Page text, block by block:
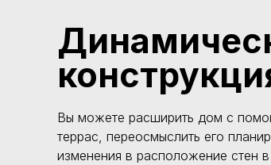
Вы можете расширить дом с
террас, переосмыслить его
изменения в расположение стен